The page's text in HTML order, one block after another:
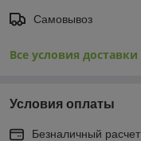
Самовывоз
Все условия доставки
Условия оплаты
Безналичный расчет